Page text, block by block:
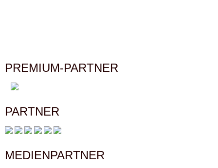
PREMIUM-PARTNER
PARTNER
MEDIENPARTNER